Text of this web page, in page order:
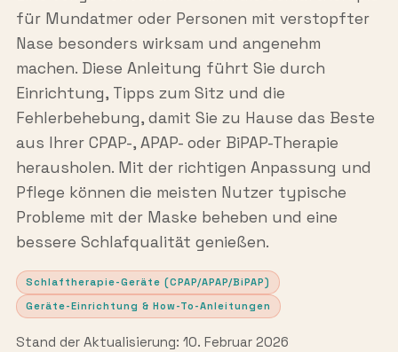
für Mundatmer oder Personen mit verstopfter
Nase besonders wirksam und angenehm
machen. Diese Anleitung führt Sie durch
Einrichtung, Tipps zum Sitz und die
Fehlerbehebung, damit Sie zu Hause das Beste
aus Ihrer CPAP-, APAP- oder BiPAP-Therapie
herausholen. Mit der richtigen Anpassung und
Pflege können die meisten Nutzer typische
Probleme mit der Maske beheben und eine
bessere Schlafqualität genießen.
Schlaftherapie-Geräte (CPAP/APAP/BiPAP)
Geräte-Einrichtung & How-To-Anleitungen
Stand der Aktualisierung: 10. Februar 2026